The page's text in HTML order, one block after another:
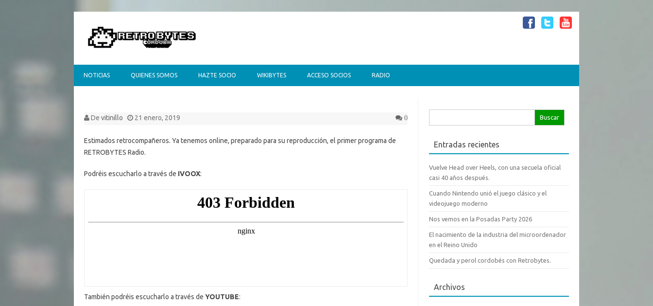
NOTICIAS QUIENES SOMOS HAZTE SOCIO WIKIBYTES ACCESO SOCIOS RADIO
De vitinillo 21 enero, 2019 0
Estimados retrocompañeros. Ya tenemos online, preparado para su reproducción, el primer programa de
RETROBYTES Radio.
Podréis escucharlo a través de IVOOX:
También podréis escucharlo a través de YOUTUBE:
Entradas recientes
Vuelve Head over Heels, con una secuela oficial
casi 40 años después.
Cuando Nintendo unió el juego clásico y el
videojuego moderno
Nos vemos en la Posadas Party 2026
El nacimiento de la industria del microordenador
en el Reino Unido
Quedada y perol cordobés con Retrobytes.
Archivos